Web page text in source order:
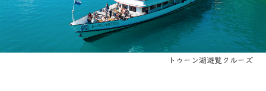
トゥーン湖遊覧クルーズ